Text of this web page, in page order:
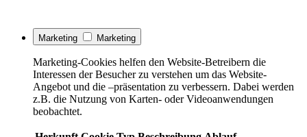
Marketing Marketing
Marketing-Cookies helfen den Website-Betreibern die
Interessen der Besucher zu verstehen um das Website-
Angebot und die –präsentation zu verbessern. Dabei werden
z.B. die Nutzung von Karten- oder Videoanwendungen
beobachtet.